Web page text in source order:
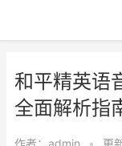
和平精英语
全面解析指
作者： admin • 更